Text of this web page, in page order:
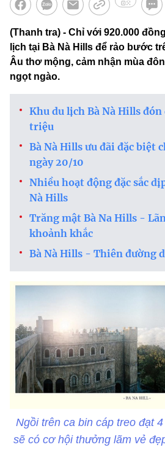
(Thanh tra) - Chỉ với 920.000
lịch tại Bà Nà Hills để rảo bước
Âu thơ mộng, cảm nhận mùa
ngọt ngào.
Khu du lịch Bà Nà Hills đón
triệu
Bà Nà Hills ưu đãi đặc biệt
ngày 20/10
Nhiều hoạt động đặc sắc
Nà Hills
Trăng mật Bà Na Hills -
khoảnh khắc
Bà Nà Hills - Thiên đường
Ngồi trên ca bin cáp treo đạt
sẽ có cơ hội thưởng lãm vẻ